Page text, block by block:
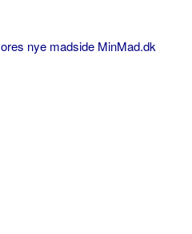
nye madside MinMad.dk